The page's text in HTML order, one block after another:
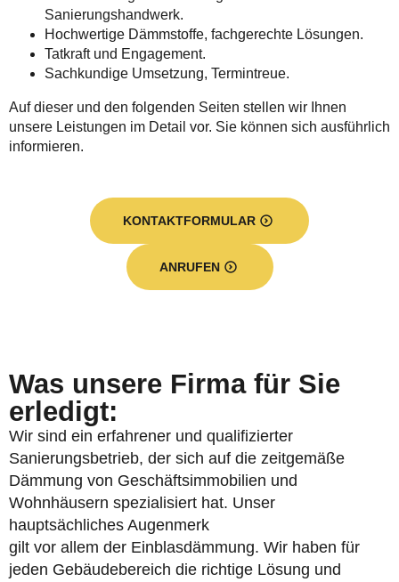
Sanierungshandwerk.
Hochwertige Dämmstoffe, fachgerechte Lösungen.
Tatkraft und Engagement.
Sachkundige Umsetzung, Termintreue.
Auf dieser und den folgenden Seiten stellen wir Ihnen
unsere Leistungen im Detail vor. Sie können sich ausführlich
informieren.
KONTAKTFORMULAR
ANRUFEN
Was unsere Firma für Sie
erledigt:
Wir sind ein erfahrener und qualifizierter
Sanierungsbetrieb, der sich auf die zeitgemäße
Dämmung von Geschäftsimmobilien und
Wohnhäusern spezialisiert hat. Unser
hauptsächliches Augenmerk
gilt vor allem der Einblasdämmung. Wir haben für
jeden Gebäudebereich die richtige Lösung und